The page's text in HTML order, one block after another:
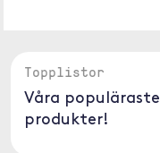
Topplistor
Våra populäraste
produkter!